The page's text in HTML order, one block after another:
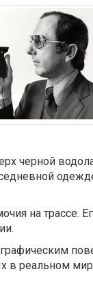
черной
на трассе.
в реальном